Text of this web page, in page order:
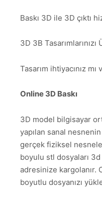
Baskı 3D ile 3D çıktı
3D 3B
Tasarım ihtiyacınız
Online 3D Baskı
3D model bilgisayar
yapılan sanal
gerçek fiziksel
boyulu stl dosyaları
adresinize kargolanır.
boyutlu dosyanızı